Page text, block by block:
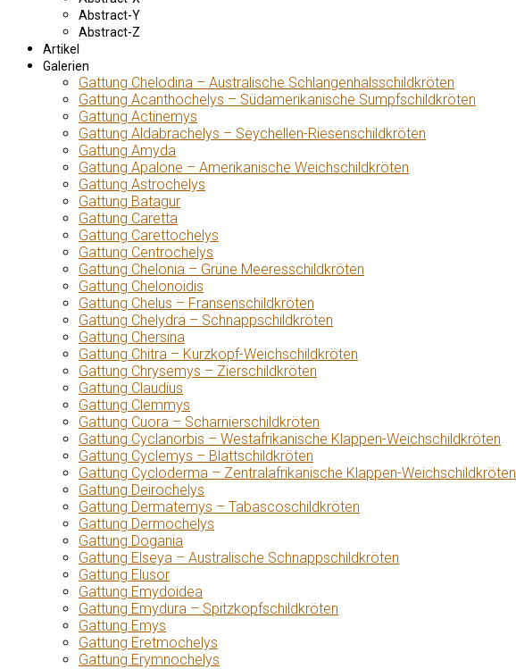
Abstract-Y
Abstract-Z
Artikel
Galerien
Gattung Chelodina – Australische Schlangenhalsschildkröten
Gattung Acanthochelys – Südamerikanische Sumpfschildkröten
Gattung Actinemys
Gattung Aldabrachelys – Seychellen-Riesenschildkröten
Gattung Amyda
Gattung Apalone – Amerikanische Weichschildkröten
Gattung Astrochelys
Gattung Batagur
Gattung Caretta
Gattung Carettochelys
Gattung Centrochelys
Gattung Chelonia – Grüne Meeresschildkröten
Gattung Chelonoidis
Gattung Chelus – Fransenschildkröten
Gattung Chelydra – Schnappschildkröten
Gattung Chersina
Gattung Chitra – Kurzkopf-Weichschildkröten
Gattung Chrysemys – Zierschildkröten
Gattung Claudius
Gattung Clemmys
Gattung Cuora – Scharnierschildkröten
Gattung Cyclanorbis – Westafrikanische Klappen-Weichschildkröten
Gattung Cyclemys – Blattschildkröten
Gattung Cycloderma – Zentralafrikanische Klappen-Weichschildkröten
Gattung Deirochelys
Gattung Dermatemys – Tabascoschildkröten
Gattung Dermochelys
Gattung Dogania
Gattung Elseya – Australische Schnappschildkröten
Gattung Elusor
Gattung Emydoidea
Gattung Emydura – Spitzkopfschildkröten
Gattung Emys
Gattung Eretmochelys
Gattung Erymnochelys